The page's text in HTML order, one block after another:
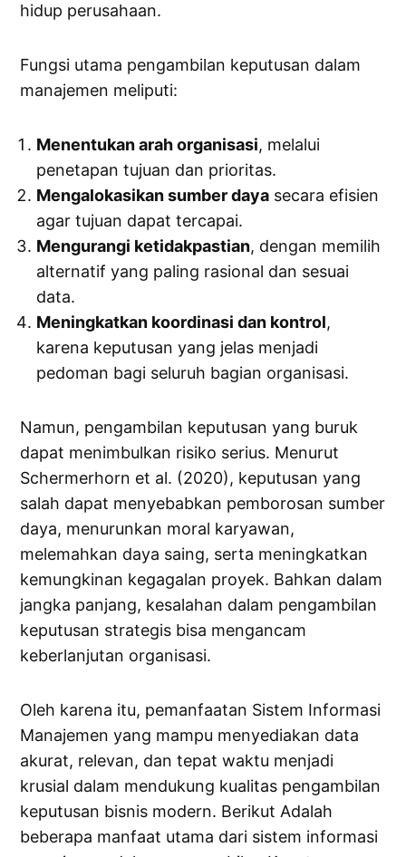
hidup perusahaan.
Fungsi utama pengambilan keputusan dalam
manajemen meliputi:
Menentukan arah organisasi, melalui
penetapan tujuan dan prioritas.
Mengalokasikan sumber daya secara efisien
agar tujuan dapat tercapai.
Mengurangi ketidakpastian, dengan memilih
alternatif yang paling rasional dan sesuai
data.
Meningkatkan koordinasi dan kontrol,
karena keputusan yang jelas menjadi
pedoman bagi seluruh bagian organisasi.
Namun, pengambilan keputusan yang buruk
dapat menimbulkan risiko serius. Menurut
Schermerhorn et al. (2020), keputusan yang
salah dapat menyebabkan pemborosan sumber
daya, menurunkan moral karyawan,
melemahkan daya saing, serta meningkatkan
kemungkinan kegagalan proyek. Bahkan dalam
jangka panjang, kesalahan dalam pengambilan
keputusan strategis bisa mengancam
keberlanjutan organisasi.
Oleh karena itu, pemanfaatan Sistem Informasi
Manajemen yang mampu menyediakan data
akurat, relevan, dan tepat waktu menjadi
krusial dalam mendukung kualitas pengambilan
keputusan bisnis modern. Berikut Adalah
beberapa manfaat utama dari sistem informasi